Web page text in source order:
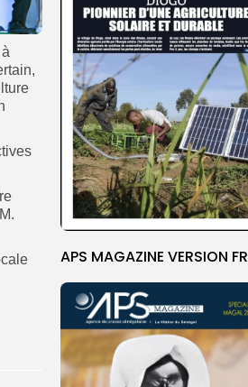
APS MAGAZINE VERSION FR